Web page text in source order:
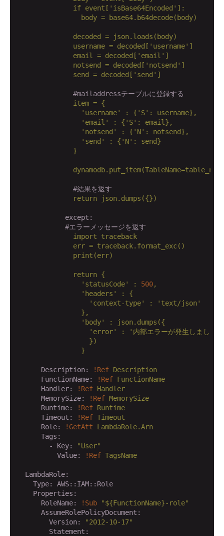
if event['isBase64Encoded']:
body = base64.b64decode(body)
decoded =
json.loads(body)
username = decoded['username']
email
= decoded['email']
notsend = decoded['notsend']
send = decoded['send']
#mailaddressテーブルに登録する
item = {
'username'
: {'S':
username},
'email'
: {'S':
email},
'notsend'
: {'N':
notsend},
'send'
: {'N':
send}
}
#結果を返す
return
json.dumps({})
            except:
#エラーメッセージを返す
import
traceback
err = traceback.format_exc()
print(err)
return
{
'statusCode'
: 500,
'headers'
:
{
'context-type'
:
'text/json'
},
'body'
:
json.dumps({
'error'
:
'内部エラーが発生しました'
})
}
      Description:
!Ref Description
      FunctionName:
!Ref FunctionName
      Handler:
!Ref Handler
      MemorySize:
!Ref MemorySize
      Runtime:
!Ref Runtime
      Timeout:
!Ref Timeout
      Role:
!GetAtt
LambdaRole.Arn
      Tags:
        - Key:
"User"
          Value:
!Ref TagsName
  LambdaRole:
    Type:
AWS::IAM::Role
    Properties:
      RoleName:
!Sub
"${FunctionName}-role"
      AssumeRolePolicyDocument:
        Version:
"2012-10-17"
        Statement: